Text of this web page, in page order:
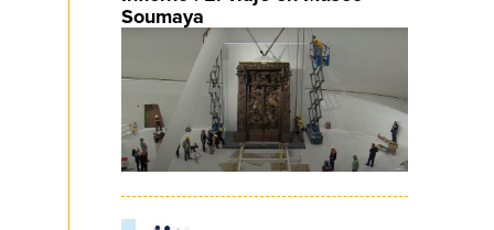
Soumaya